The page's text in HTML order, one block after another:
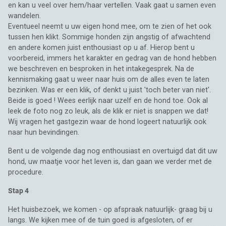
en kan u veel over hem/haar vertellen. Vaak gaat u samen even
wandelen.
Eventueel neemt u uw eigen hond mee, om te zien of het ook
tussen hen klikt. Sommige honden zijn angstig of afwachtend
en andere komen juist enthousiast op u af. Hierop bent u
voorbereid, immers het karakter en gedrag van de hond hebben
we beschreven en besproken in het intakegesprek. Na de
kennismaking gaat u weer naar huis om de alles even te laten
bezinken. Was er een klik, of denkt u juist 'toch beter van niet'.
Beide is goed ! Wees eerlijk naar uzelf en de hond toe. Ook al
leek de foto nog zo leuk, als de klik er niet is snappen we dat!
Wij vragen het gastgezin waar de hond logeert natuurlijk ook
naar hun bevindingen.
Bent u de volgende dag nog enthousiast en overtuigd dat dit uw
hond, uw maatje voor het leven is, dan gaan we verder met de
procedure.
Stap 4
Het huisbezoek, we komen - op afspraak natuurlijk- graag bij u
langs. We kijken mee of de tuin goed is afgesloten, of er